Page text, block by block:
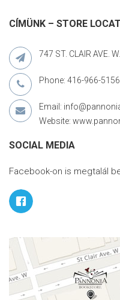
CÍMÜNK – STORE
747 ST. CLAIR AVE.
Phone: 416-966-5156
Email:
Website:
SOCIAL MEDIA
Facebook-on is megtalál